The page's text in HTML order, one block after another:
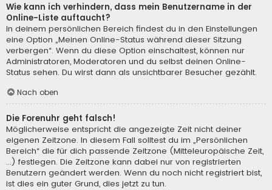
Wie kann ich verhindern, dass mein Benutzername in der
Online-Liste auftaucht?
In deinem persönlichen Bereich findest du in den Einstellungen
eine Option „Meinen Online-Status während dieser Sitzung
verbergen“. Wenn du diese Option einschaltest, können nur
Administratoren, Moderatoren und du selbst deinen Online-
Status sehen. Du wirst dann als unsichtbarer Besucher gezählt.
Nach oben
Die Forenuhr geht falsch!
Möglicherweise entspricht die angezeigte Zeit nicht deiner
eigenen Zeitzone. In diesem Fall solltest du im „Persönlichen
Bereich“ die für dich passende Zeitzone (Mitteleuropäische Zeit,
...) festlegen. Die Zeitzone kann dabei nur von registrierten
Benutzern geändert werden. Wenn du noch nicht registriert bist,
ist dies ein guter Grund, dies jetzt zu tun.